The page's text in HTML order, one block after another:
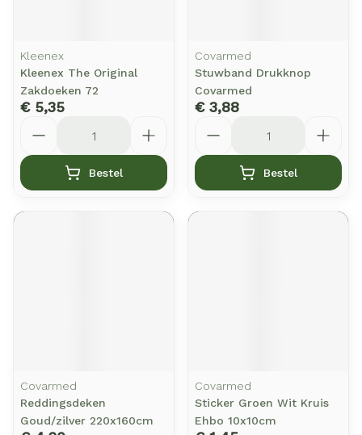
Kleenex
Kleenex The Original
Zakdoeken 72
€ 5,35
Bestel
Covarmed
Stuwband Drukknop
Covarmed
€ 3,88
Bestel
Covarmed
Reddingsdeken
Goud/zilver 220x160cm
Covarmed
Sticker Groen Wit Kruis
Ehbo 10x10cm